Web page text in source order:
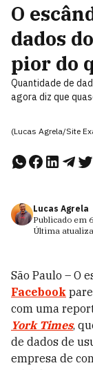
O
dados
pior do
Quantidade de
agora diz que
(Lucas Agrela/Site
Lucas Agrela
Publicado em
Última
São Paulo – O
Facebook
com uma
York Times,
de dados de
empresa de